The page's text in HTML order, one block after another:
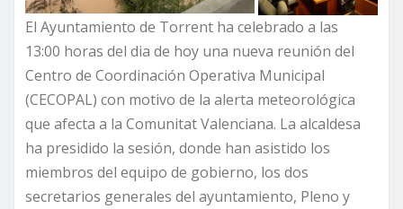
El Ayuntamiento de Torrent ha celebrado a las
13:00 horas del dia de hoy una nueva reunión del
Centro de Coordinación Operativa Municipal
(CECOPAL) con motivo de la alerta meteorológica
que afecta a la Comunitat Valenciana. La alcaldesa
ha presidido la sesión, donde han asistido los
miembros del equipo de gobierno, los dos
secretarios generales del ayuntamiento, Pleno y